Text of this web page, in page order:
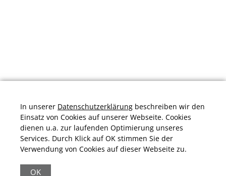
In unserer Datenschutzerklärung beschreiben wir den
Einsatz von Cookies auf unserer Webseite. Cookies
dienen u.a. zur laufenden Optimierung unseres
Services. Durch Klick auf OK stimmen Sie der
Verwendung von Cookies auf dieser Webseite zu.
OK